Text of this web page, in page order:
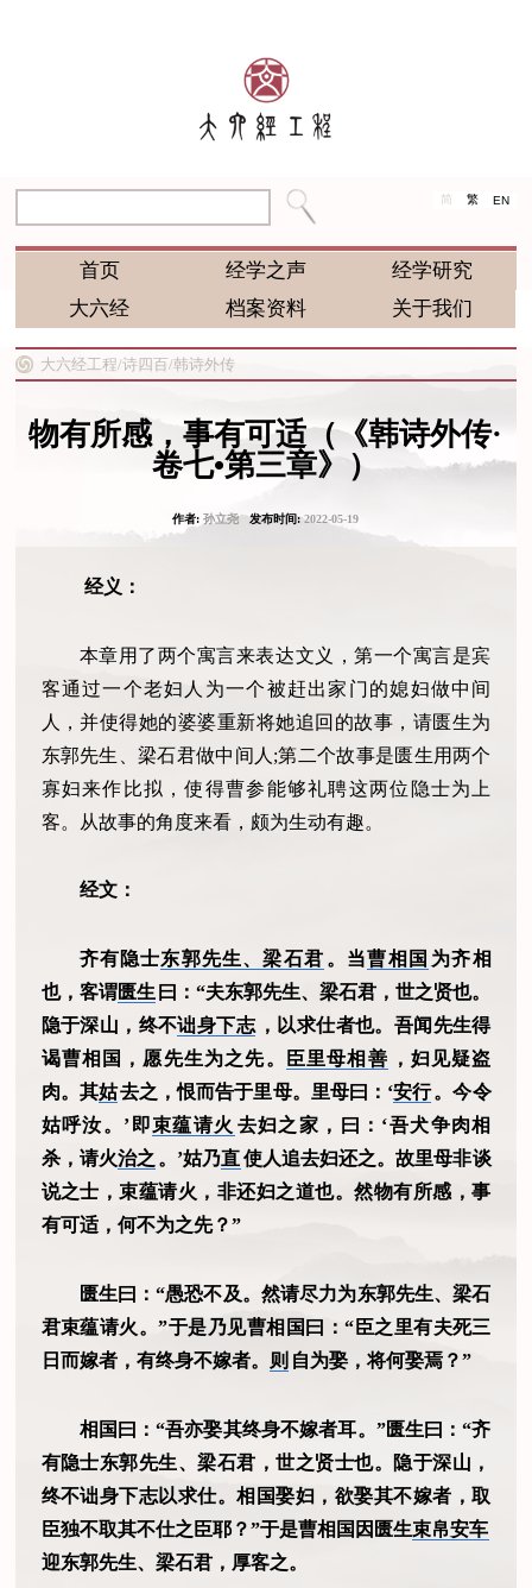
简 繁 EN
首页 经学之声
经学研究
大六经
档案资料 关于我们
大六经工程/诗四百/韩诗外传
物有所感，事有可适（《韩诗外传·
卷七•第三章》）
作者:孙立尧发布时间:2022-05-19
经义：
本章用了两个寓言来表达文义，第一个寓言是宾
客通过一个老妇人为一个被赶出家门的媳妇做中间
人，并使得她的婆婆重新将她追回的故事，请匮生为
东郭先生、梁石君做中间人;第二个故事是匮生用两个
寡妇来作比拟，使得曹参能够礼聘这两位隐士为上
客。从故事的角度来看，颇为生动有趣。
经文：
齐有隐士东郭先生、梁石君 。当曹相国 为齐相
也，客谓匮生 曰：“夫东郭先生、梁石君，世之贤也。
隐于深山，终不诎身下志 ，以求仕者也。吾闻先生得
谒曹相国，愿先生为之先。
臣里母相善 ，妇见疑盗
肉。其姑去之，恨而告于里母。里母曰：‘安行。今令
姑呼汝。’即束蕴请火 去妇之家，曰：‘吾犬争肉相
杀，请火治之 。’姑乃直使人追去妇还之。故里母非谈
说之士，束蕴请火，非还妇之道也。然物有所感，事
有可适，何不为之先？”
匮生曰：“愚恐不及。然请尽力为东郭先生、梁石
君束蕴请火。”于是乃见曹相国曰：“臣之里有夫死三
日而嫁者，有终身不嫁者。
则 自为娶，将何娶焉？”
相国曰：“吾亦娶其终身不嫁者耳。”匮生曰：“齐
有隐士东郭先生、梁石君，世之贤士也。隐于深山，
终不诎身下志以求仕。相国娶妇，欲娶其不嫁者，取
臣独不取其不仕之臣耶？”于是曹相国因匮生束帛安车
迎东郭先生、梁石君，厚客之。